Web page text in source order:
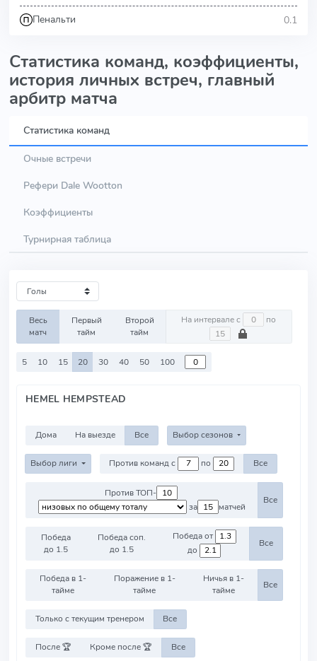
Пенальти 0.1
Статистика команд, коэффициенты,
история личных встреч, главный
арбитр матча
Статистика команд
Очные встречи
Рефери Dale Wootton
Коэффициенты
Турнирная таблица
Весь
матч
Первый
тайм
Второй
тайм
На интервале с по
5 10 15 20 30 40 50 100
HEMEL HEMPSTEAD
Дома На выезде Все Выбор сезонов
Выбор лиги Против команд с по Все
Против ТОП-
за
матчей
Все
Победа
до 1.5
Победа соп.
до 1.5
Победа от
до
Все
Победа в 1-
тайме
Поражение в 1-
тайме
Ничья в 1-
тайме
Все
Только с текущим тренером Все
После 🏆 Кроме после 🏆 Все